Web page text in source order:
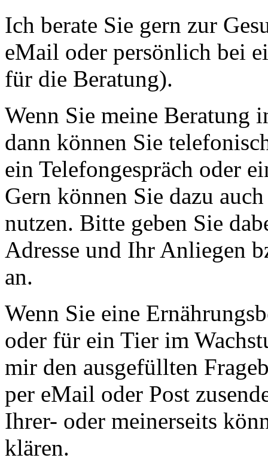
Ich berate Sie gern zur
eMail oder persönlich bei
für die Beratung).
Wenn Sie meine Beratung
dann können Sie
ein Telefongespräch oder
Gern können Sie dazu
nutzen. Bitte geben Sie
Adresse und Ihr Anliegen
an.
Wenn Sie eine
oder für ein Tier im
mir den ausgefüllten
per eMail oder Post
Ihrer- oder meinerseits
klären.